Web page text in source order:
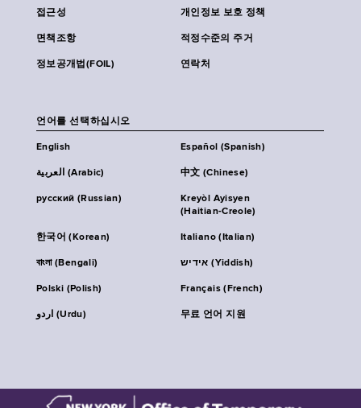
접근성 개인정보 보호 정책
면책조항 적정수준의 주거
정보공개법(FOIL) 연락처
언어를 선택하십시오
English Español (Spanish)
العربية (Arabic) 中文 (Chinese)
русский (Russian)
Kreyòl Ayisyen
(Haitian-Creole)
한국어 (Korean) Italiano (Italian)
বাংলা (Bengali) אידיש (Yiddish)
Polski (Polish) Français (French)
اردو (Urdu) 무료 언어 지원